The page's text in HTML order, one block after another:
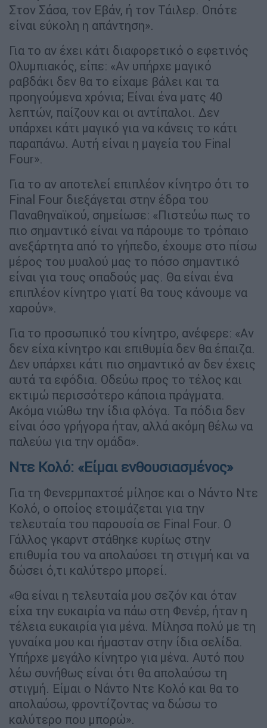
Στον Σάσα, τον Εβάν, ή τον Τάιλερ. Οπότε
είναι εύκολη η απάντηση».
Για το αν έχει κάτι διαφορετικό ο εφετινός
Ολυμπιακός, είπε: «Αν υπήρχε μαγικό
ραβδάκι δεν θα το είχαμε βάλει και τα
προηγούμενα χρόνια; Είναι ένα ματς 40
λεπτών, παίζουν και οι αντίπαλοι. Δεν
υπάρχει κάτι μαγικό για να κάνεις το κάτι
παραπάνω. Αυτή είναι η μαγεία του Final
Four».
Για το αν αποτελεί επιπλέον κίνητρο ότι το
Final Four διεξάγεται στην έδρα του
Παναθηναϊκού, σημείωσε: «Πιστεύω πως το
πιο σημαντικό είναι να πάρουμε το τρόπαιο
ανεξάρτητα από το γήπεδο, έχουμε στο πίσω
μέρος του μυαλού μας το πόσο σημαντικό
είναι για τους οπαδούς μας. Θα είναι ένα
επιπλέον κίνητρο γιατί θα τους κάνουμε να
χαρούν».
Για το προσωπικό του κίνητρο, ανέφερε: «Αν
δεν είχα κίνητρο και επιθυμία δεν θα έπαιζα.
Δεν υπάρχει κάτι πιο σημαντικό αν δεν έχεις
αυτά τα εφόδια. Οδεύω προς το τέλος και
εκτιμώ περισσότερο κάποια πράγματα.
Ακόμα νιώθω την ίδια φλόγα. Τα πόδια δεν
είναι όσο γρήγορα ήταν, αλλά ακόμη θέλω να
παλεύω για την ομάδα».
Ντε Κολό: «Είμαι ενθουσιασμένος»
Για τη Φενερμπαχτσέ μίλησε και ο Νάντο Ντε
Κολό, ο οποίος ετοιμάζεται για την
τελευταία του παρουσία σε Final Four. Ο
Γάλλος γκαρντ στάθηκε κυρίως στην
επιθυμία του να απολαύσει τη στιγμή και να
δώσει ό,τι καλύτερο μπορεί.
«Θα είναι η τελευταία μου σεζόν και όταν
είχα την ευκαιρία να πάω στη Φενέρ, ήταν η
τέλεια ευκαιρία για μένα. Μίλησα πολύ με τη
γυναίκα μου και ήμασταν στην ίδια σελίδα.
Υπήρχε μεγάλο κίνητρο για μένα. Αυτό που
λέω συνήθως είναι ότι θα απολαύσω τη
στιγμή. Είμαι ο Νάντο Ντε Κολό και θα το
απολαύσω, φροντίζοντας να δώσω το
καλύτερο που μπορώ».